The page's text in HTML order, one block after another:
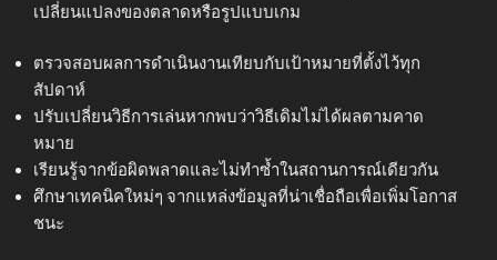
เปลี่ยนแปลงของตลาดหรือรูปแบบเกม
ตรวจสอบผลการดำเนินงานเทียบกับเป้าหมายที่ตั้งไว้ทุก
สัปดาห์
ปรับเปลี่ยนวิธีการเล่นหากพบว่าวิธีเดิมไม่ได้ผลตามคาด
หมาย
เรียนรู้จากข้อผิดพลาดและไม่ทำซ้ำในสถานการณ์เดียวกัน
ศึกษาเทคนิคใหม่ๆ จากแหล่งข้อมูลที่น่าเชื่อถือเพื่อเพิ่มโอกาส
ชนะ